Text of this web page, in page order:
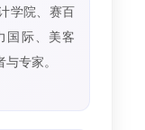
学院、赛百
国际、美客
专家。